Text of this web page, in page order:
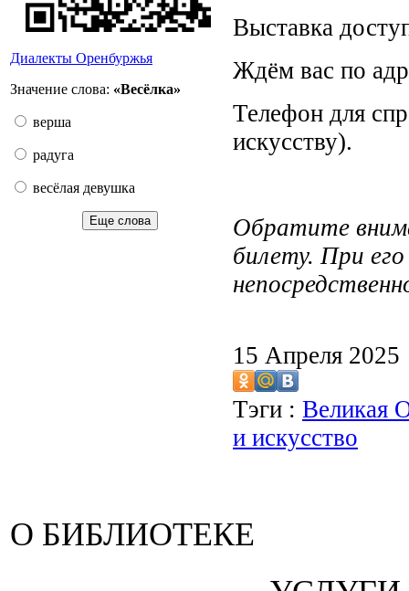
Диалекты Оренбуржья
Значение слова: «Весёлка»
верша
радуга
весёлая девушка
Еще слова
Выставка
Ждём вас по
Телефон для
искусству).
Обратите
билету. При
15 Апреля
Тэги : Великая
и искусство
О БИБЛИОТЕКЕ